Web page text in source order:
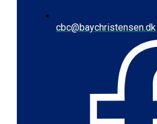
cbc@baychristensen.dk